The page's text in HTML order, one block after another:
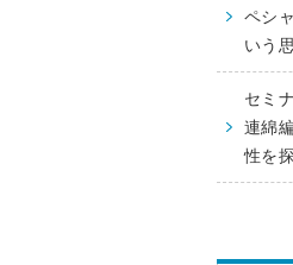
ペシ
いう
セミ
連綿
性を